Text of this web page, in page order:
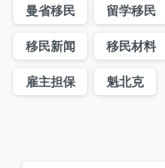
曼省移民 留学移民
移民新闻 移民材料
雇主担保 魁北克